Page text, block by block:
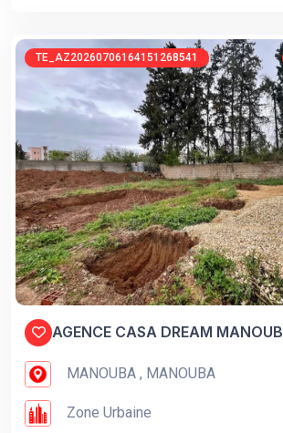
TE_AZ20260706164151268541
AGENCE CASA DREAM
MANOUBA , MANOUBA
Zone Urbaine